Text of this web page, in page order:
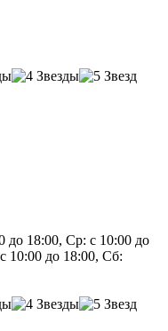
до 18:00, Ср: с 10:00 до
10:00 до 18:00, Сб: